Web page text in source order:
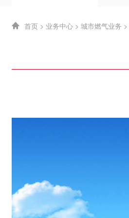
首页 > 业务中心 > 城市燃气业务 >